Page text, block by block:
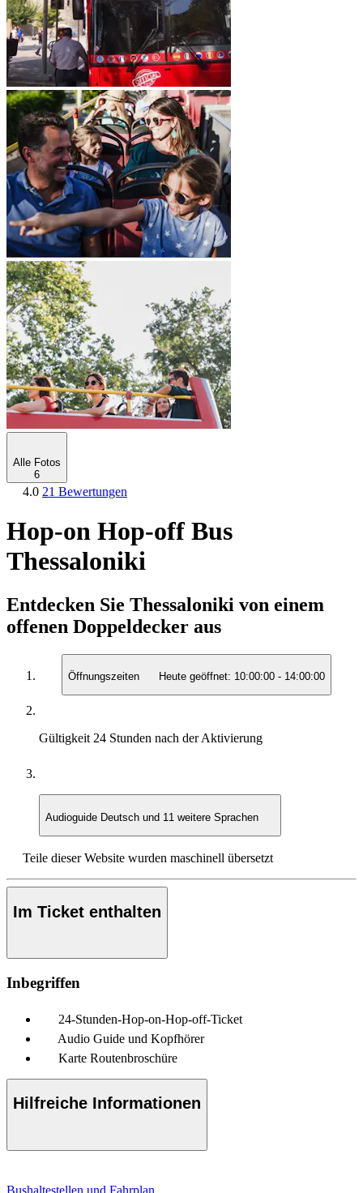
Alle Fotos
6
4.0 21 Bewertungen
Hop-on Hop-off Bus
Thessaloniki
Entdecken Sie Thessaloniki von einem
offenen Doppeldecker aus
Öffnungszeiten Heute geöffnet: 10:00:00 - 14:00:00
Gültigkeit24 Stunden nach der Aktivierung
Audioguide Deutsch und 11 weitere Sprachen
Teile dieser Website wurden maschinell übersetzt
Im Ticket enthalten
Inbegriffen
24-Stunden-Hop-on-Hop-off-Ticket
Audio Guide und Kopfhörer
Karte Routenbroschüre
Hilfreiche Informationen
Bushaltestellen und Fahrplan